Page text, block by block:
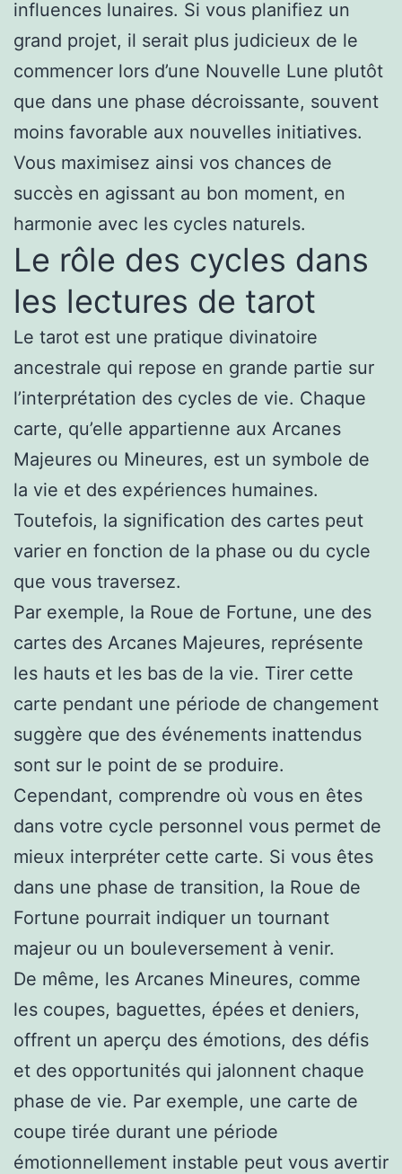
influences lunaires. Si vous planifiez un
grand projet, il serait plus judicieux de le
commencer lors d’une Nouvelle Lune plutôt
que dans une phase décroissante, souvent
moins favorable aux nouvelles initiatives.
Vous maximisez ainsi vos chances de
succès en agissant au bon moment, en
harmonie avec les cycles naturels.
Le rôle des cycles dans
les lectures de tarot
Le tarot est une pratique divinatoire
ancestrale qui repose en grande partie sur
l’interprétation des cycles de vie. Chaque
carte, qu’elle appartienne aux Arcanes
Majeures ou Mineures, est un symbole de
la vie et des expériences humaines.
Toutefois, la signification des cartes peut
varier en fonction de la phase ou du cycle
que vous traversez.
Par exemple, la Roue de Fortune, une des
cartes des Arcanes Majeures, représente
les hauts et les bas de la vie. Tirer cette
carte pendant une période de changement
suggère que des événements inattendus
sont sur le point de se produire.
Cependant, comprendre où vous en êtes
dans votre cycle personnel vous permet de
mieux interpréter cette carte. Si vous êtes
dans une phase de transition, la Roue de
Fortune pourrait indiquer un tournant
majeur ou un bouleversement à venir.
De même, les Arcanes Mineures, comme
les coupes, baguettes, épées et deniers,
offrent un aperçu des émotions, des défis
et des opportunités qui jalonnent chaque
phase de vie. Par exemple, une carte de
coupe tirée durant une période
émotionnellement instable peut vous avertir